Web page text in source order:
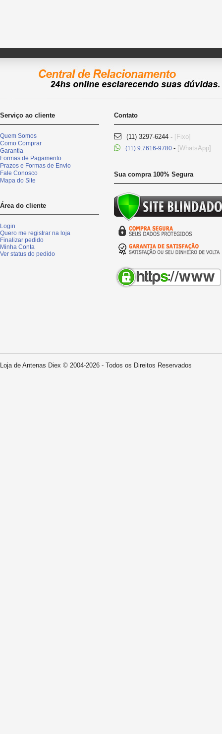
Serviço ao cliente
Quem Somos
Como Comprar
Garantia
Formas de Pagamento
Prazos e Formas de Envio
Fale Conosco
Mapa do Site
Área do cliente
Login
Quero me registrar na loja
Finalizar pedido
Minha Conta
Ver status do pedido
Contato
(11) 3297-6244 - [Fixo]
(11) 9.7616-9780 - [WhatsApp]
Sua compra 100% Segura
Loja de Antenas Diex © 2004-2026 - Todos os Direitos Reservados